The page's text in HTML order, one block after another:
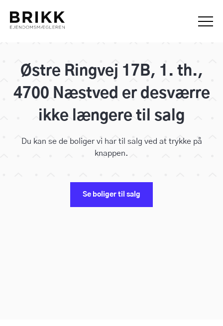
Østre Ringvej 17B, 1. th.,
4700 Næstved er desværre
ikke længere til salg
Du kan se de boliger vi har til salg ved at trykke på
knappen.
Se boliger til salg